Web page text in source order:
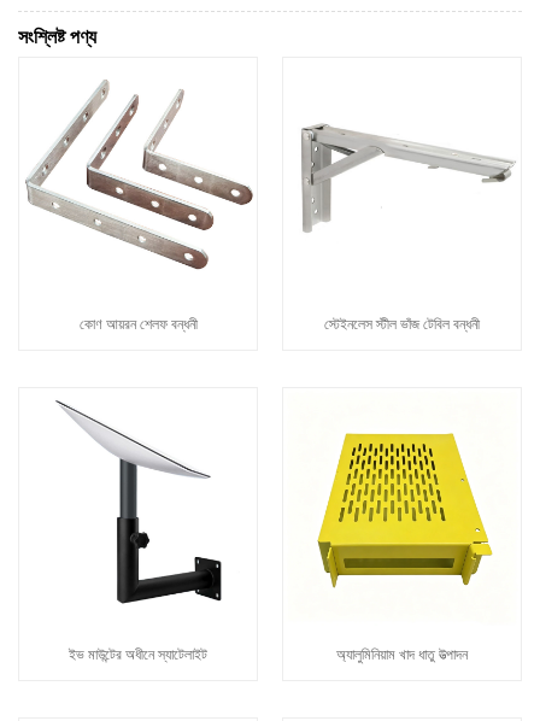
সংশ্লিষ্ট পণ্য
কোণ আয়রন শেলফ বন্ধনী স্টেইনলেস স্টীল ভাঁজ টেবিল বন্ধনী
ইভ মাউন্টের অধীনে স্যাটেলাইট অ্যালুমিনিয়াম খাদ ধাতু উত্পাদন